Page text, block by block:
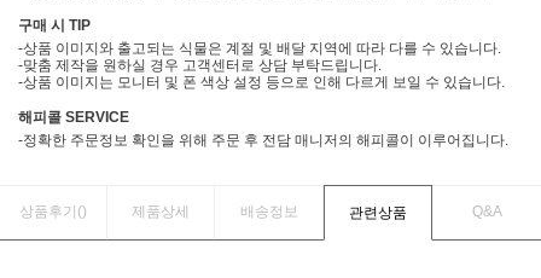
구매 시 TIP
-상품 이미지와 출고되는 식물은 계절 및 배달 지역에 따라 다를 수 있습니다.
-맞춤 제작을 원하실 경우 고객센터로 상담 부탁드립니다.
-상품 이미지는 모니터 및 폰 색상 설정 등으로 인해 다르게 보일 수 있습니다.
해피콜 SERVICE
-정확한 주문정보 확인을 위해 주문 후 전담 매니저의 해피콜이 이루어집니다.
상품후기() 제품상세 배송정보 관련상품 Q&A